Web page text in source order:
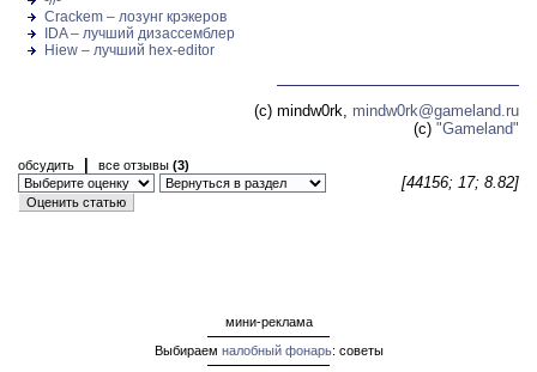
Crackem – лозунг крэкеров
IDA – лучший дизассемблер
Hiew – лучший hex-editor
(c) mindw0rk, mindw0rk@gameland.ru
(c) "Gameland"
обсудить все отзывы (3)
[44156; 17; 8.82]
мини-реклама
Выбираем налобный фонарь: советы